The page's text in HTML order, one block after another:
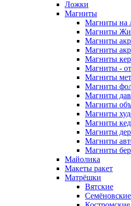
Ложки
Магниты
Магниты на
Магниты
Магниты
Магниты
Магниты
Магниты -
Магниты
Магниты
Магниты
Магниты
Магниты
Магниты
Магниты
Магниты
Магниты
Майолика
Макеты ракет
Матрёшки
Вятские
Семёновские